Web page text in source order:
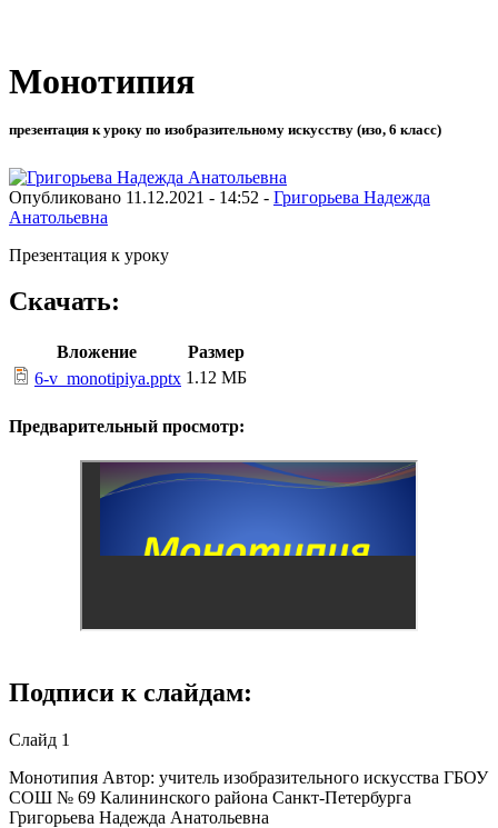
Монотипия
презентация к уроку по изобразительному искусству (изо, 6 класс)
Опубликовано 11.12.2021 - 14:52 - Григорьева Надежда
Анатольевна
Презентация к уроку
Скачать:
Вложение
Размер
6-v_monotipiya.pptx 1.12 МБ
Предварительный просмотр:
Подписи к слайдам:
Слайд 1
Монотипия Автор: учитель изобразительного искусства ГБОУ
СОШ № 69 Калининского района Санкт-Петербурга
Григорьева Надежда Анатольевна